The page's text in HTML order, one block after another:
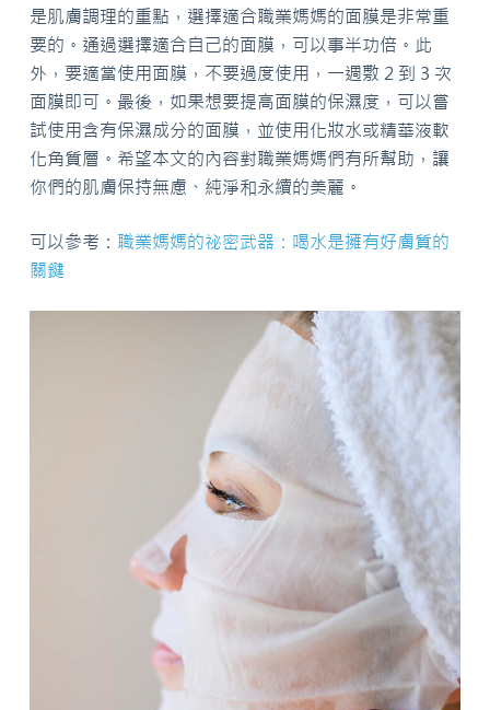
是肌膚調理的重點，選擇適合職業媽媽的面膜是非常重
要的。通過選擇適合自己的面膜，可以事半功倍。此
外，要適當使用面膜，不要過度使用，一週敷 2 到 3 次
面膜即可。最後，如果想要提高面膜的保濕度，可以嘗
試使用含有保濕成分的面膜，並使用化妝水或精華液軟
化角質層。希望本文的內容對職業媽媽們有所幫助，讓
你們的肌膚保持無慮、純淨和永續的美麗。
可以參考： 職業媽媽的祕密武器：喝水是擁有好膚質的
關鍵